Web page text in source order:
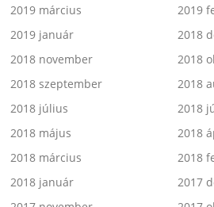
2019 március
2019
2019 január
2018
2018 november
2018
2018 szeptember
2018
2018 július
2018
2018 május
2018
2018 március
2018
2018 január
2017